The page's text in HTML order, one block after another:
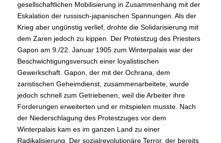
gesellschaftlichen Mobilisierung in Zusammenhang mit der
Eskalation der russisch-japanischen Spannungen. Als der
Krieg aber ungünstig verlief, drohte die Solidarisierung mit
dem Zaren jedoch zu kippen. Der Protestzug des Priesters
Gapon am 9./22. Januar 1905 zum Winterpalais war der
Beschwichtigungsversuch einer loyalistischen
Gewerkschaft. Gapon, der mit der Ochrana, dem
zaristischen Geheimdienst, zusammenarbeitete, wurde
jedoch schnell zum Getriebenen, weil die Arbeiter ihre
Forderungen erweiterten und er mitspielen musste. Nach
der Niederschlagung des Protestzuges vor dem
Winterpalais kam es im ganzen Land zu einer
Radikalisierung. Der sozialrevolutionäre Terror, der bereits